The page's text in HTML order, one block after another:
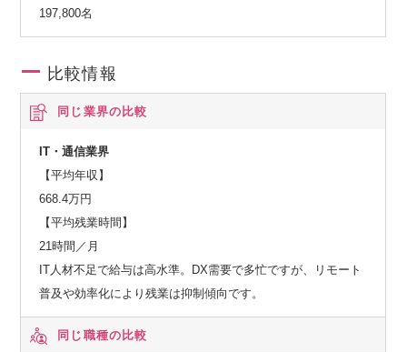
197,800名
比較情報
同じ業界の比較
IT・通信業界
【平均年収】
668.4万円
【平均残業時間】
21時間／月
IT人材不足で給与は高水準。DX需要で多忙ですが、リモート
普及や効率化により残業は抑制傾向です。
同じ職種の比較